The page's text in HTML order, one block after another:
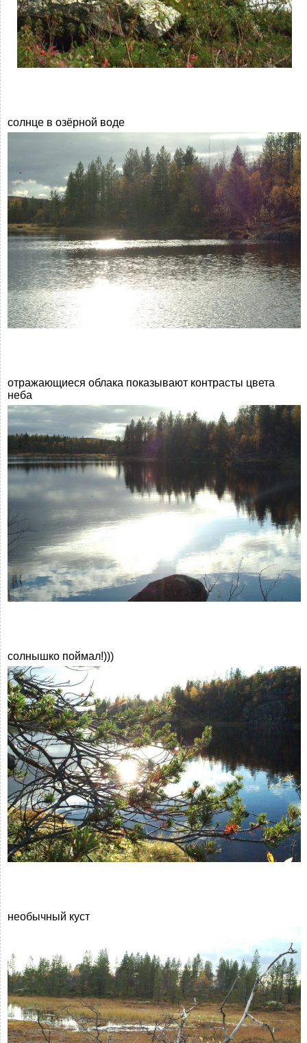
солнце в озёрной воде
отражающиеся облака показывают контрасты цвета
неба
солнышко поймал!)))
необычный куст